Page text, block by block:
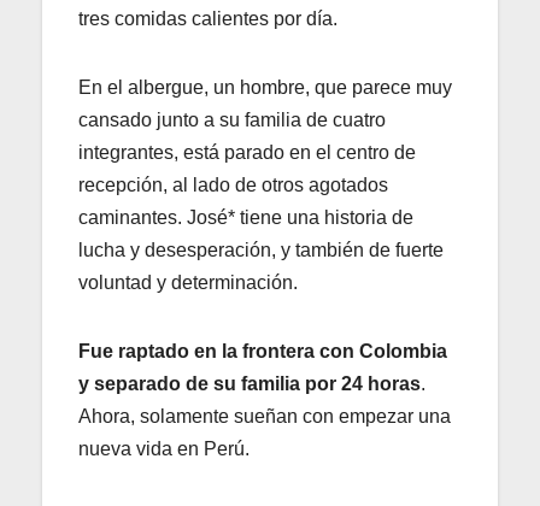
tres comidas calientes por día.
En el albergue, un hombre, que parece muy
cansado junto a su familia de cuatro
integrantes, está parado en el centro de
recepción, al lado de otros agotados
caminantes. José* tiene una historia de
lucha y desesperación, y también de fuerte
voluntad y determinación.
Fue raptado en la frontera con Colombia
y separado de su familia por 24 horas.
Ahora, solamente sueñan con empezar una
nueva vida en Perú.